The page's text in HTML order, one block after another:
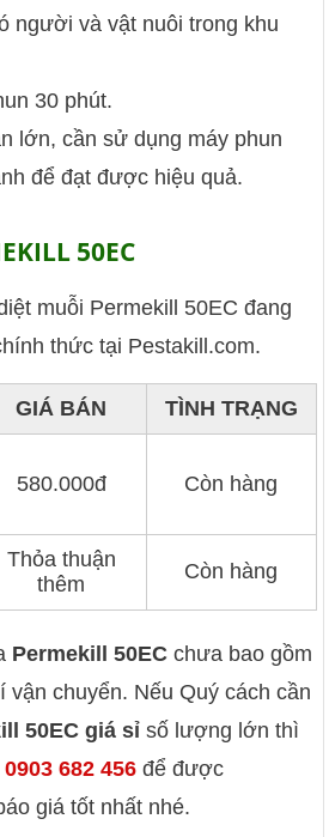
người và vật nuôi trong khu
30 phút.
lớn, cần sử dụng máy phun
để đạt được hiệu quả.
50EC
muỗi Permekill 50EC đang
thức tại Pestakill.com.
GIÁ BÁN TÌNH TRẠNG
580.000đ Còn hàng
Thỏa thuận
thêm
Còn hàng
Permekill 50EC chưa bao gồm
vận chuyển. Nếu Quý cách cần
50EC giá sỉ số lượng lớn thì
0903 682 456 để được
giá tốt nhất nhé.